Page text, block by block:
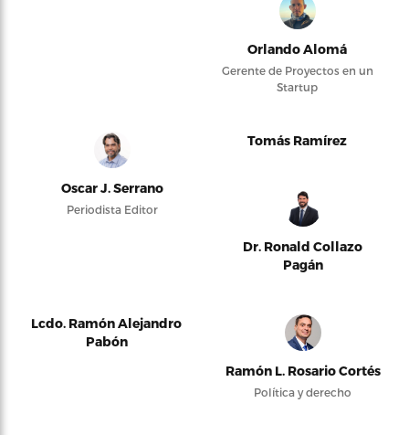
Orlando Alomá
Gerente de Proyectos en un
Startup
Oscar J. Serrano
Periodista Editor
Tomás Ramírez
Dr. Ronald Collazo
Pagán
Lcdo. Ramón Alejandro
Pabón
Ramón L. Rosario Cortés
Política y derecho